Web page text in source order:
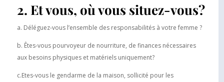
2. Et vous, où vous situez-vous?
a. Déléguez-vous l’ensemble des responsabilités à votre femme ?
b. Êtes-vous pourvoyeur de nourriture, de finances nécessaires
aux besoins physiques et matériels uniquement?
c.Etes-vous le gendarme de la maison, sollicité pour les